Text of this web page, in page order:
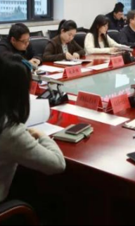
-34.08 -0.24%